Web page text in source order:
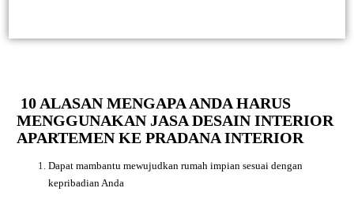
10 ALASAN MENGAPA ANDA HARUS
MENGGUNAKAN JASA DESAIN INTERIOR
APARTEMEN KE PRADANA INTERIOR
Dapat mambantu mewujudkan rumah impian sesuai dengan
kepribadian Anda